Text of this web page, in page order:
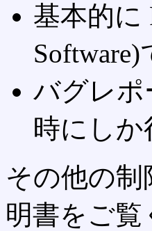
基本的に
バグレポ
時にし
その他の
明書をご